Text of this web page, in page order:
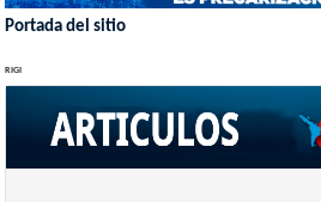
Portada del sitio
RIGI